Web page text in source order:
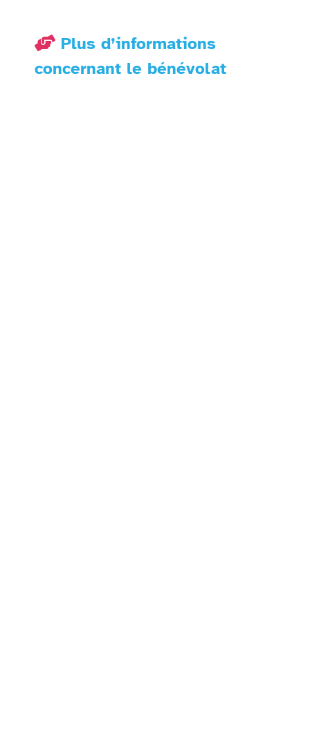
Plus d’informations
concernant le bénévolat